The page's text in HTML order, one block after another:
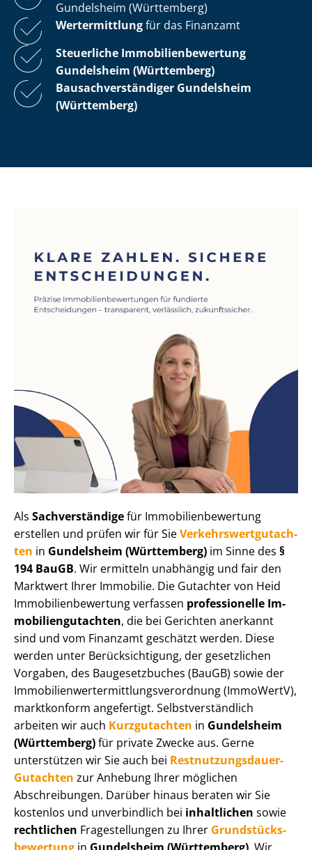
Gundelsheim (Württemberg)
Wertermittlungfür das Finanzamt
Steuerliche Im­mo­bi­li­en­be­wer­tung
Gundelsheim (Württemberg)
Bau­sach­ver­stän­di­ger Gundelsheim
(Württemberg)
Als Sachverständigefür Im­mo­bi­li­en­be­wer­tung
erstellen und prüfen wir für SieVer­kehrs­wert­gut­ach­
ten in Gundelsheim (Württemberg) im Sinne des §
194 BauGB. Wir ermitteln unabhängig und fair den
Marktwert Ihrer Immobilie. Die Gutachter von Heid
Im­mo­bi­li­en­be­wer­tung verfassen professionelle Im­
mo­bi­li­en­gut­ach­ten, die bei Gerichten anerkannt
sind und vom Finanzamt geschätzt werden. Diese
werden unter Be­rück­sich­ti­gung, der gesetzlichen
Vorgaben, des Baugesetzbuches (BauGB) sowie der
Im­mo­bi­li­en­wert­ermitt­lungs­ver­ord­nung (ImmoWertV),
marktkonform angefertigt. Selbst­ver­ständ­lich
arbeiten wir auch Kurzgutachten in Gundelsheim
(Württemberg)für private Zwecke aus. Gerne
unterstützen wir Sie auch bei Rest­nut­zungs­dau­er-
Gutachten zur Anhebung Ihrer möglichen
Abschreibungen. Darüber hinaus beraten wir Sie
kostenlos und unverbindlich bei inhaltlichen sowie
rechtlichen Fragestellungen zu Ihrer Grund­stücks­